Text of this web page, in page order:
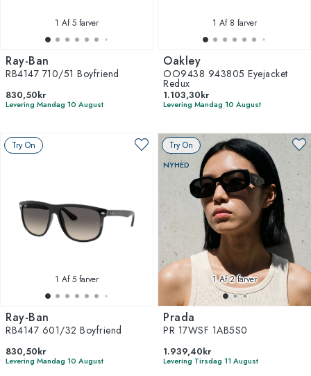
1 Af 5 farver
Ray-Ban
RB4147 710/51 Boyfriend
830,50kr
Levering Mandag 10 August
1 Af 8 farver
Oakley
OO9438 943805 Eyejacket
Redux
1.103,30kr
Levering Mandag 10 August
Try On
1 Af 5 farver
Ray-Ban
RB4147 601/32 Boyfriend
830,50kr
Levering Mandag 10 August
Try On
NYHED
1Af 2 farver
Prada
PR 17WSF 1AB5S0
1.939,40kr
Levering Tirsdag 11 August